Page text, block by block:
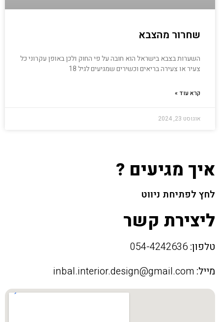
שחרור מהצבא
השערות בצבא בישראל הוא חובה על פי החוק ולכן באופן עקרוני כל
צעיר או צעירה בריאים וכשירים שמגיעים לגיל 18
קרא עוד »
אוגוסט 23, 2024
איך מגיעים ?
לחץ לפתיחת ניווט
ליצירת קשר
טלפון:
מייל: inbal.interior.design@gmail.com